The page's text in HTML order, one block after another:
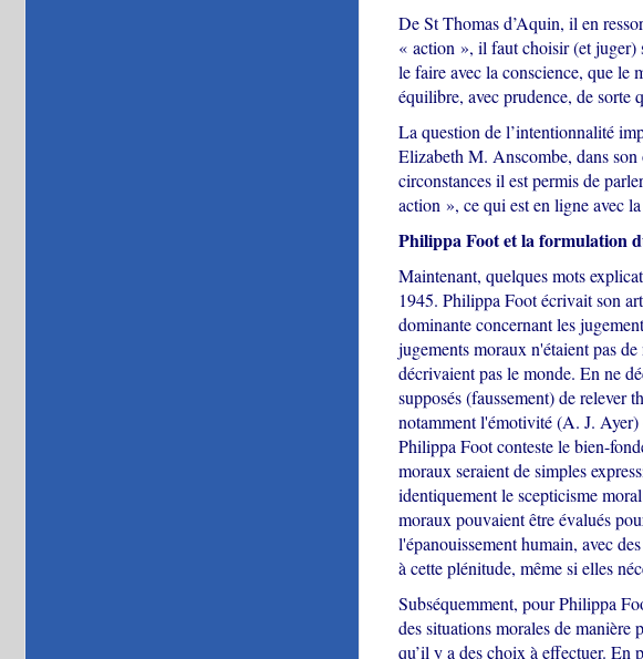
De St Thomas d’Aquin, il en
« action », il faut choisir (et juger)
le faire avec la conscience, que le
équilibre, avec prudence, de sorte
La question de l’intentionnalité
Elizabeth M. Anscombe, dans son
circonstances il est permis de
action », ce qui est en ligne avec
Philippa Foot et la formulation
Maintenant, quelques mots
1945. Philippa Foot écrivait son
dominante concernant les
jugements moraux n'étaient pas
décrivaient pas le monde. En ne
supposés (faussement) de relever
notamment l'émotivité (A. J.
Philippa Foot conteste le bien-
moraux seraient de simples
identiquement le scepticisme
moraux pouvaient être évalués
l'épanouissement humain, avec
à cette plénitude, même si elles
Subséquemment, pour Philippa
des situations morales de manière
qu’il y a des choix à effectuer. En